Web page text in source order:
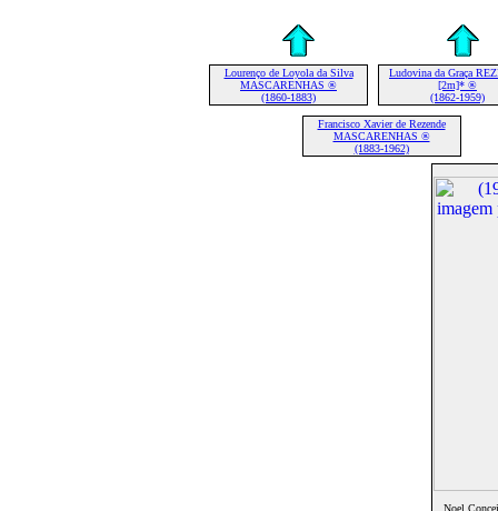
Lourenço de Loyola da Silva
MASCARENHAS ®
(1860-1883)
Ludovina da Graça
[2m]* ®
(1862-1959)
Francisco Xavier de Rezende
MASCARENHAS ®
(1883-1962)
Noel